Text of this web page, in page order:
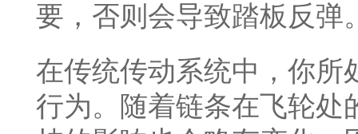
要，否则会导致踏板反弹
在传统传动系统中，你所
行为。随着链条在飞轮处